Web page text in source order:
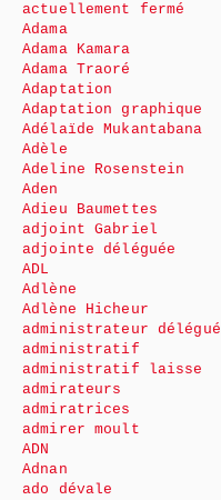
actuellement fermé
Adama
Adama Kamara
Adama Traoré
Adaptation
Adaptation graphique
Adélaïde Mukantabana
Adèle
Adeline Rosenstein
Aden
Adieu Baumettes
adjoint Gabriel
adjointe déléguée
ADL
Adlène
Adlène Hicheur
administrateur délégué
administratif
administratif laisse
admirateurs
admiratrices
admirer moult
ADN
Adnan
ado dévale